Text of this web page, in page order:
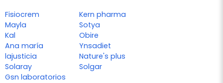
Fisiocrem
Mayla
Kal
Ana maría
lajusticia
Solaray
Gsn laboratorios
Kern pharma
Sotya
Obire
Ynsadiet
Nature's plus
Solgar